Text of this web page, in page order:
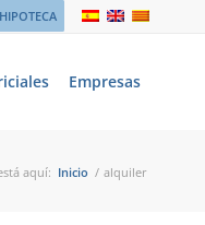
Empresas
aquí: Inicio / alquiler